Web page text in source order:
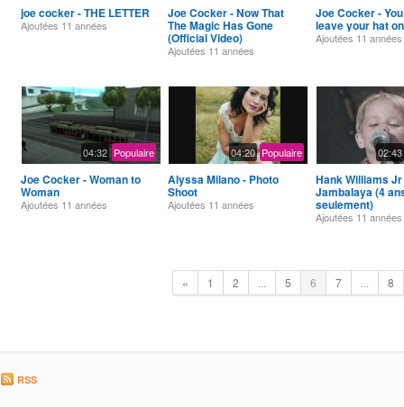
joe cocker - THE LETTER
Ajoutées 11 années
Joe Cocker - Now That
The Magic Has Gone
(Official Video)
Ajoutées 11 années
Joe Cocker -
leave your hat
Ajoutées 11 années
04:32 Populaire
Joe Cocker - Woman to
Woman
Ajoutées 11 années
04:20 Populaire
Alyssa Milano - Photo
Shoot
Ajoutées 11 années
02:43
Hank Williams Jr
Jambalaya (4
seulement)
Ajoutées 11 années
« 1 2 5 6 7 8
RSS